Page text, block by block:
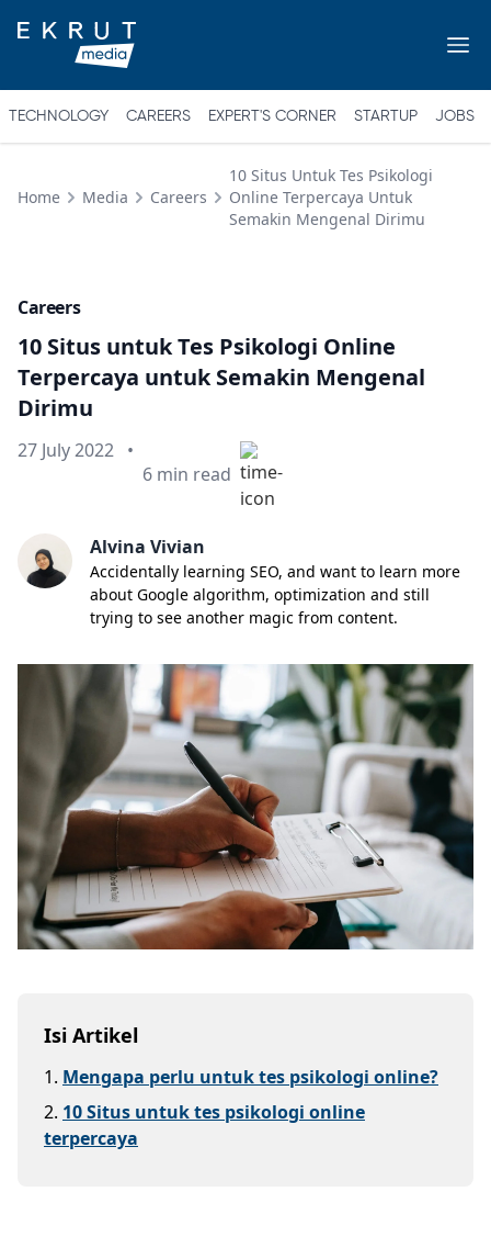
TECHNOLOGY CAREERS EXPERT'S CORNER STARTUP JOBS
Home Media Careers
10 Situs Untuk Tes Psikologi
Online Terpercaya Untuk
Semakin Mengenal Dirimu
Careers
10 Situs untuk Tes Psikologi Online
Terpercaya untuk Semakin Mengenal
Dirimu
Published on
27 July 2022 •
Min read
6 min read
Alvina Vivian
Accidentally learning SEO, and want to learn more
about Google algorithm, optimization and still
trying to see another magic from content.
Isi Artikel
1. Mengapa perlu untuk tes psikologi online?
2. 10 Situs untuk tes psikologi online
terpercaya